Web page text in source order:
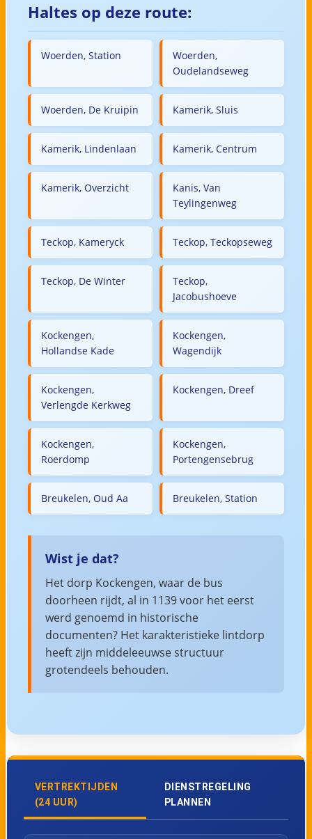
Haltes op deze route:
Woerden, Station
Woerden,
Oudelandseweg
Woerden, De Kruipin Kamerik, Sluis
Kamerik, Lindenlaan Kamerik, Centrum
Kamerik, Overzicht
Kanis, Van
Teylingenweg
Teckop, Kameryck Teckop, Teckopseweg
Teckop, De Winter
Teckop,
Jacobushoeve
Kockengen,
Hollandse Kade
Kockengen,
Wagendijk
Kockengen,
Verlengde Kerkweg
Kockengen, Dreef
Kockengen,
Roerdomp
Kockengen,
Portengensebrug
Breukelen, Oud Aa Breukelen, Station
Wist je dat?
Het dorp Kockengen, waar de bus
doorheen rijdt, al in 1139 voor het eerst
werd genoemd in historische
documenten? Het karakteristieke lintdorp
heeft zijn middeleeuwse structuur
grotendeels behouden.
VERTREKTIJDEN
(24 UUR)
DIENSTREGELING
PLANNEN